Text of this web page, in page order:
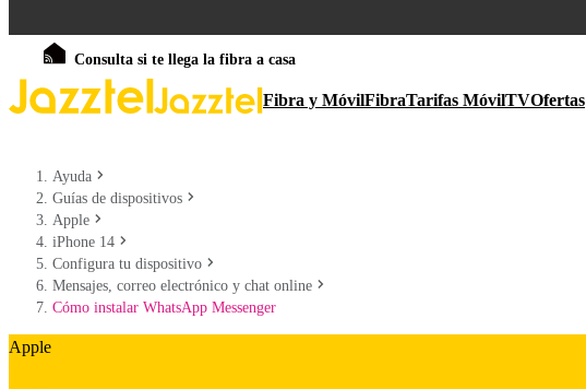
Consulta si te llega la fibra a casa
Fibra y MóvilFibraTarifas MóvilTVOfertas
Ayuda
Guías de dispositivos
Apple
iPhone 14
Configura tu dispositivo
Mensajes, correo electrónico y chat online
Cómo instalar WhatsApp Messenger
Apple